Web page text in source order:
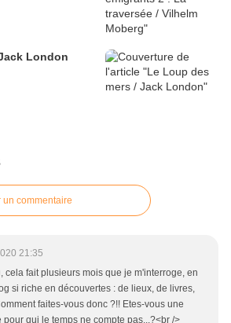
London
un commentaire
21:35
cela fait plusieurs mois que je m'interroge, en
si riche en découvertes : de lieux, de livres,
faites-vous donc ?!! Etes-vous une
pour qui le temps ne compte pas...?<br />